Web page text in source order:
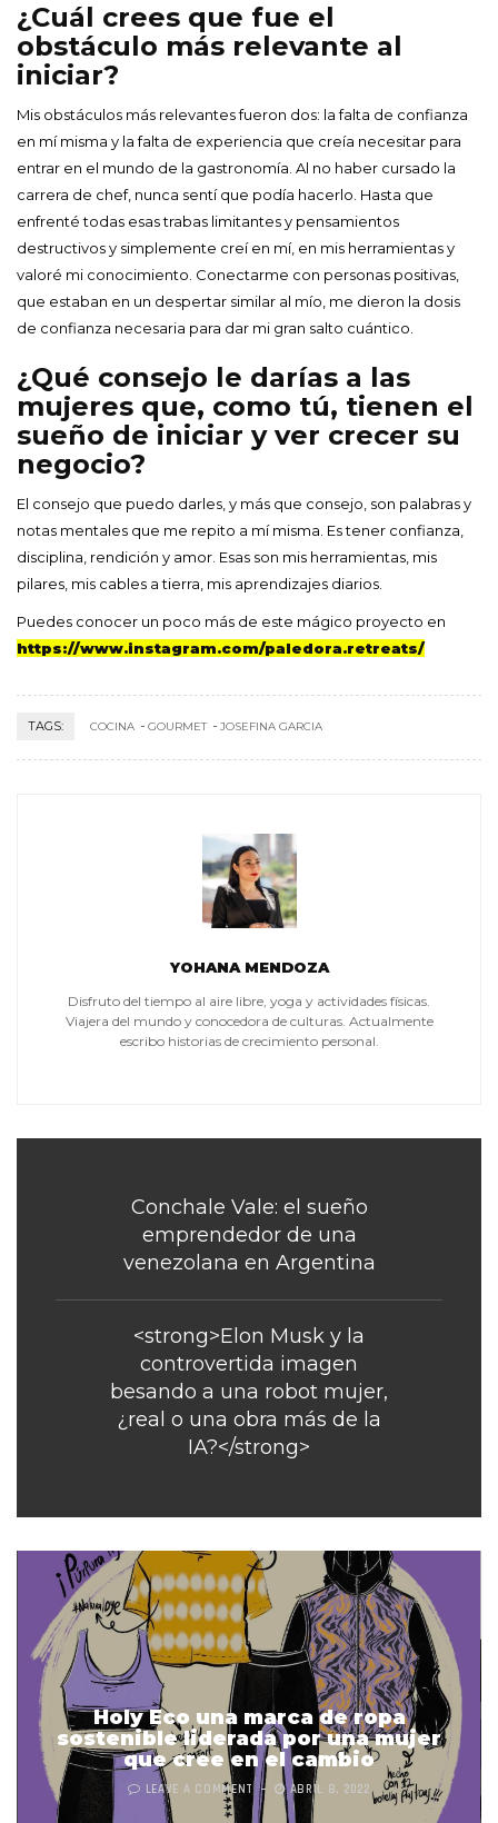
¿Cuál crees que fue el
obstáculo más relevante al
iniciar?
Mis obstáculos más relevantes fueron dos: la falta de confianza
en mí misma y la falta de experiencia que creía necesitar para
entrar en el mundo de la gastronomía. Al no haber cursado la
carrera de chef, nunca sentí que podía hacerlo. Hasta que
enfrenté todas esas trabas limitantes y pensamientos
destructivos y simplemente creí en mí, en mis herramientas y
valoré mi conocimiento. Conectarme con personas positivas,
que estaban en un despertar similar al mío, me dieron la dosis
de confianza necesaria para dar mi gran salto cuántico.
¿Qué consejo le darías a las
mujeres que, como tú, tienen el
sueño de iniciar y ver crecer su
negocio?
El consejo que puedo darles, y más que consejo, son palabras y
notas mentales que me repito a mí misma. Es tener confianza,
disciplina, rendición y amor. Esas son mis herramientas, mis
pilares, mis cables a tierra, mis aprendizajes diarios.
Puedes conocer un poco más de este mágico proyecto en
https://www.instagram.com/paledora.retreats/
TAGS: COCINA GOURMET JOSEFINA GARCIA
YOHANA MENDOZA
Disfruto del tiempo al aire libre, yoga y actividades físicas.
Viajera del mundo y conocedora de culturas. Actualmente
escribo historias de crecimiento personal.
Conchale Vale: el sueño
emprendedor de una
venezolana en Argentina
<strong>Elon Musk y la
controvertida imagen
besando a una robot mujer,
¿real o una obra más de la
IA?</strong>
Holy Eco una marca de ropa
sostenible liderada por una mujer
que cree en el cambio
LEAVE A COMMENT ABRIL 8, 2022